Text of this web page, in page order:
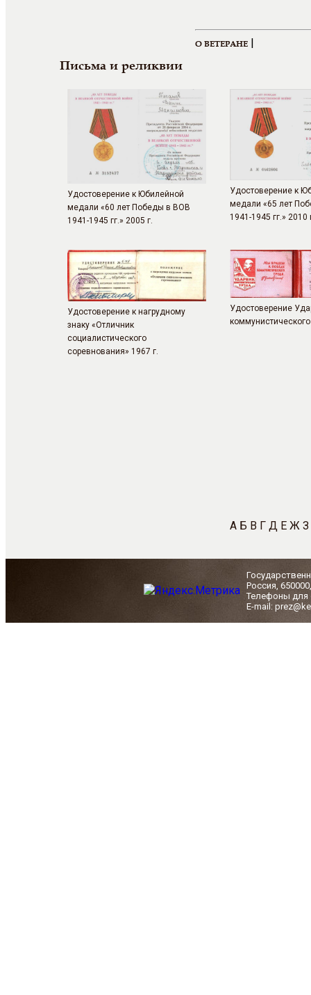
О ВЕТЕРАНЕ |
Письма и реликвии
Удостоверение к Юбилейной
медали «60 лет Победы в ВОВ
1941-1945 гг.» 2005 г.
Удостоверение к
медали «65 лет
1941-1945 гг.» 2010
Удостоверение к нагрудному
знаку «Отличник
социалистического
соревнования» 1967 г.
Удостоверение
коммунистического
А Б В Г Д Е Ж З
Россия,
Телефоны для
E-mail: